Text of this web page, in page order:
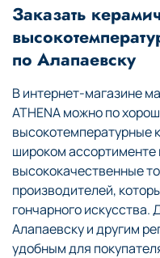
Заказать
по Алапаевску
В интернет-магазине
ATHENA можно по
высокотемпературные
широком
высококачественные
производителей,
гончарного искусства.
Алапаевску и другим
удобным для